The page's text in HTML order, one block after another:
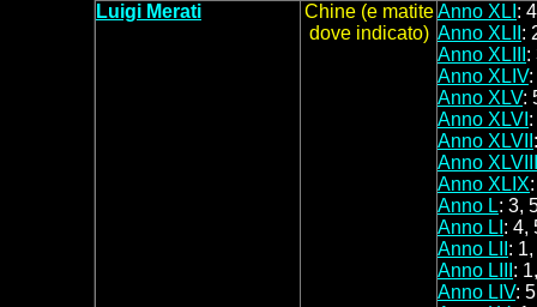
Luigi Merati
Chine(e matite
dove indicato)
Anno XLI :
Anno XLII :
Anno XLIII :
Anno XLIV:
Anno XLV:
Anno XLVI
Anno XLVII
Anno XLVIII
Anno XLIX
Anno L: 3,
Anno LI : 4,
Anno LII :
Anno LIII :
Anno LIV: